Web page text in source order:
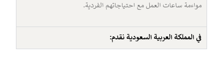
مواءمة ساعات العمل مع احتياجاتهم الفردية.
في المملكة العربية السعودية نقدم: